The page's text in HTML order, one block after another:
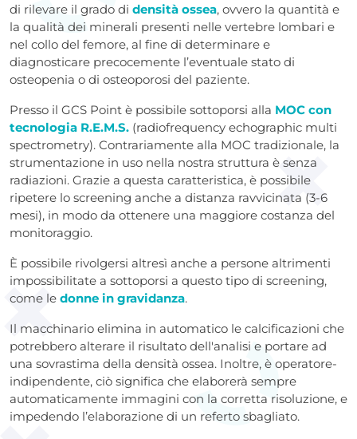
di rilevare il grado di densità ossea, ovvero la quantità e
la qualità dei minerali presenti nelle vertebre lombari e
nel collo del femore, al fine di determinare e
diagnosticare precocemente l’eventuale stato di
osteopenia o di osteoporosi del paziente.
Presso il GCS Point è possibile sottoporsi alla MOC con
tecnologia R.E.M.S. (radiofrequency echographic multi
spectrometry). Contrariamente alla MOC tradizionale, la
strumentazione in uso nella nostra struttura è senza
radiazioni. Grazie a questa caratteristica, è possibile
ripetere lo screening anche a distanza ravvicinata (3-6
mesi), in modo da ottenere una maggiore costanza del
monitoraggio.
È possibile rivolgersi altresì anche a persone altrimenti
impossibilitate a sottoporsi a questo tipo di screening,
come le donne in gravidanza.
Il macchinario elimina in automatico le calcificazioni che
potrebbero alterare il risultato dell'analisi e portare ad
una sovrastima della densità ossea. Inoltre, è operatore-
indipendente, ciò significa che elaborerà sempre
automaticamente immagini con la corretta risoluzione, e
impedendo l’elaborazione di un referto sbagliato.